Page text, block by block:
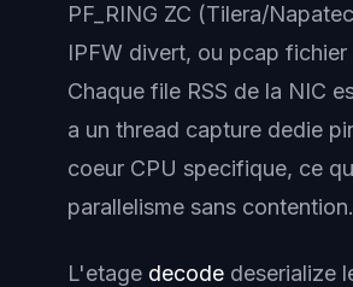
PF_RING ZC (Tilera/
IPFW divert, ou pcap fichier
Chaque file RSS de la NIC
a un thread capture dedie
coeur CPU specifique, ce
parallelisme sans contention.
L'etage decode deserialize